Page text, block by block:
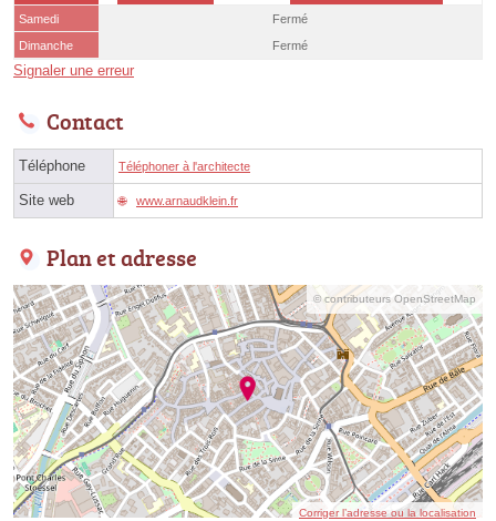
Samedi
Fermé
Dimanche
Fermé
Signaler une erreur
Contact
Téléphone Téléphoner à l'architecte
Site web www.arnaudklein.fr
Plan et adresse
© contributeurs OpenStreetMap
Corriger l’adresse ou la localisation